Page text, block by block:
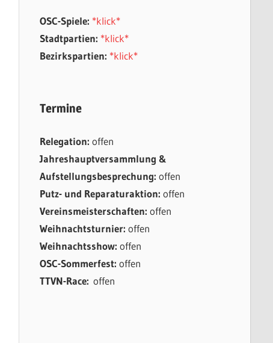
OSC-Spiele: *klick*
Stadtpartien: *klick*
Bezirkspartien: *klick*
Termine
Relegation: offen
Jahreshauptversammlung &
Aufstellungsbesprechung: offen
Putz- und Reparaturaktion: offen
Vereinsmeisterschaften: offen
Weihnachtsturnier: offen
Weihnachtsshow: offen
OSC-Sommerfest: offen
TTVN-Race: offen